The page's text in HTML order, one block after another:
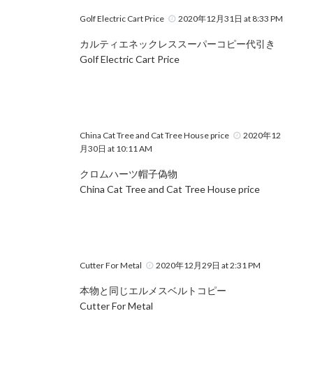
Golf Electric Cart Price 2020年12月31日 at 8:33 PM
カルティエネックレススーパーコピー代引き
Golf Electric Cart Price
China Cat Tree and Cat Tree House price
2020年12
月30日 at 10:11 AM
クロムハーツ帽子偽物
China Cat Tree and Cat Tree House price
Cutter For Metal 2020年12月29日 at 2:31 PM
本物と同じエルメスベルトコピー
Cutter For Metal